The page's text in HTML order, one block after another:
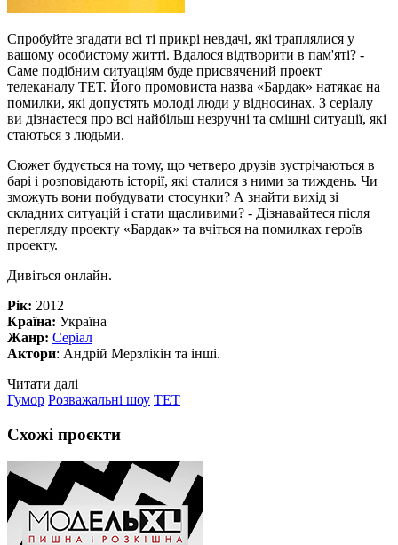
Спробуйте згадати всі ті прикрі невдачі, які траплялися у
вашому особистому житті. Вдалося відтворити в пам'яті? -
Саме подібним ситуаціям буде присвячений проект
телеканалу ТЕТ. Його промовиста назва «Бардак» натякає на
помилки, які допустять молоді люди у відносинах. З серіалу
ви дізнаєтеся про всі найбільш незручні та смішні ситуації, які
стаються з людьми.
Сюжет будується на тому, що четверо друзів зустрічаються в
барі і розповідають історії, які сталися з ними за тиждень. Чи
зможуть вони побудувати стосунки? А знайти вихід зі
складних ситуацій і стати щасливими? - Дізнавайтеся після
перегляду проекту «Бардак» та вчіться на помилках героїв
проекту.
Дивіться онлайн.
Рік: 2012
Країна: Україна
Жанр: Серіал
Актори: Андрій Мерзлікін та інші.
Читати далі
Гумор Розважальні шоу ТЕТ
Схожі проєкти